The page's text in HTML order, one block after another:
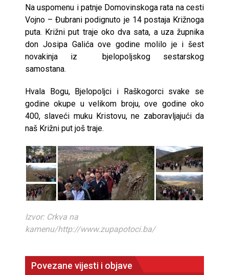
Na uspomenu i patnje Domovinskoga rata na cesti
Vojno – Đubrani podignuto je 14 postaja Križnoga
puta. Križni put traje oko dva sata, a uza župnika
don Josipa Galića ove godine molilo je i šest
novakinja iz bjelopoljskog sestarskog
samostana.
Hvala Bogu, Bjelopoljci i Raškogorci svake se
godine okupe u velikom broju, ove godine oko
400, slaveći muku Kristovu, ne zaboravljajući da
naš Križni put još traje.
Izvor: Crkva na
kamenu/http://www.zupapotoci.ba/
Povezane vijesti i objave